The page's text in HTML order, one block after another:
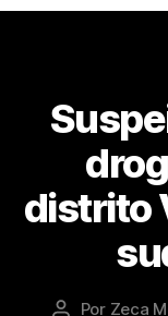
distrito
Por Zeca